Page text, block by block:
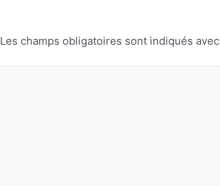
Les champs obligatoires sont indiqués avec